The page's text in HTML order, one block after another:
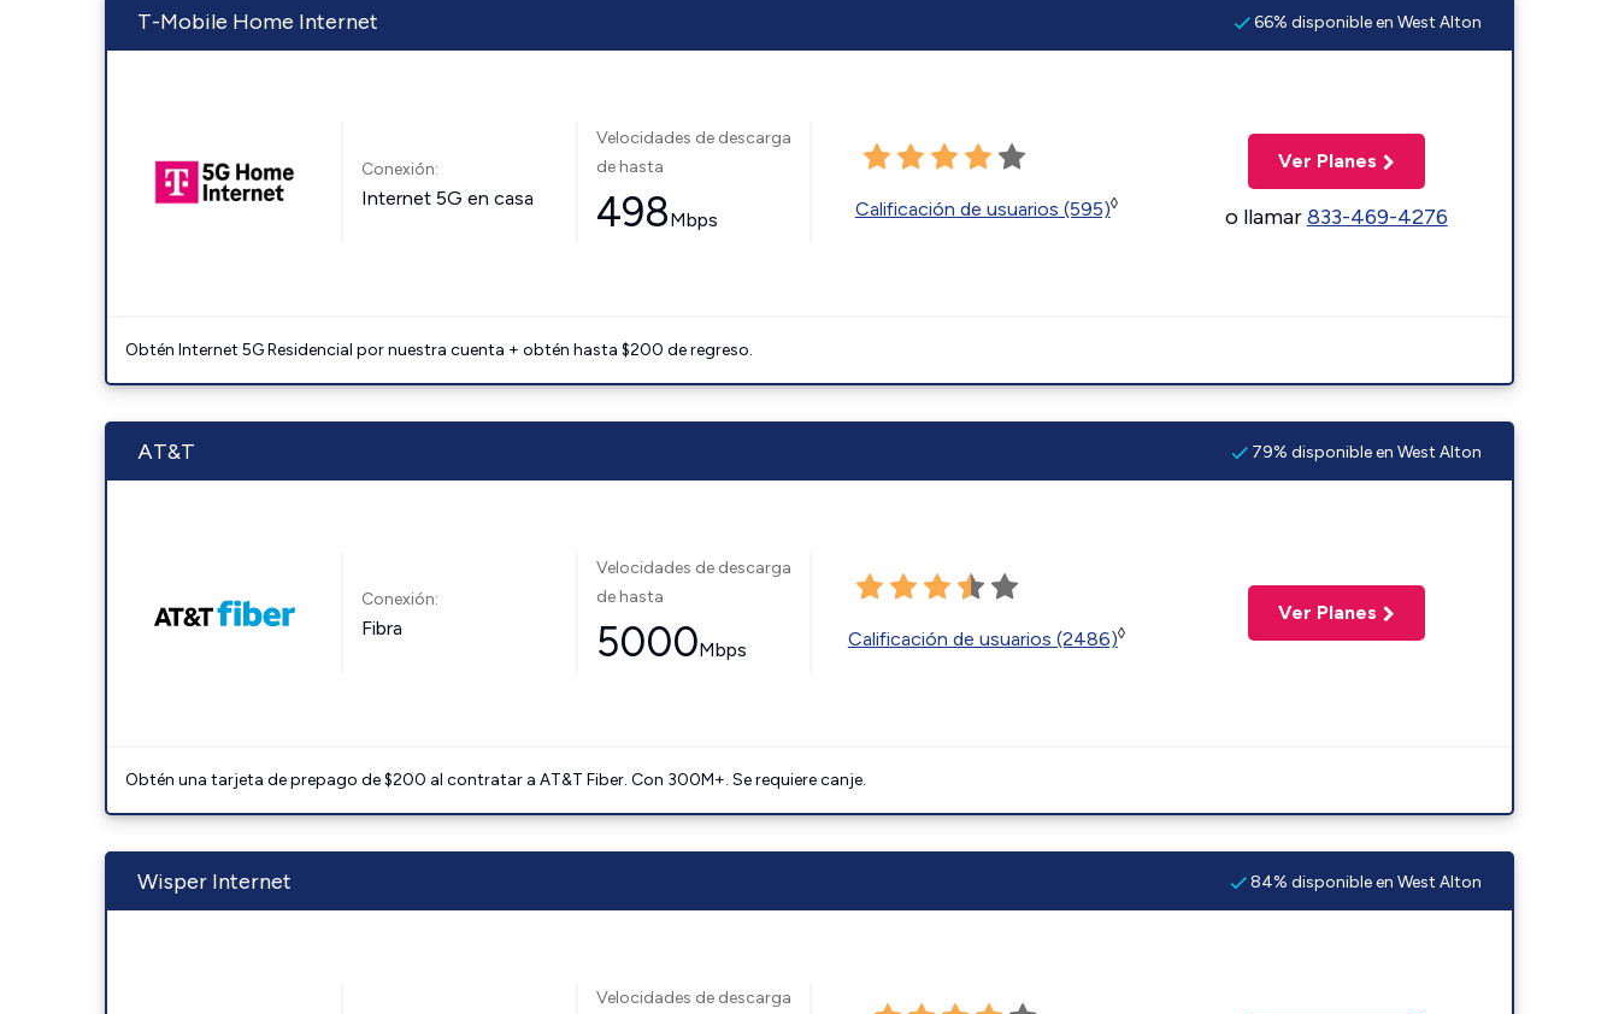
T-Mobile Home Internet 66% disponible en West Alton
Conexión:
Internet 5G en casa
Velocidades de descarga
de hasta
498Mbps Calificación de usuarios (595)◊
Ver Planes
o llamar833-469-4276
Obtén Internet 5G Residencial por nuestra cuenta + obtén hasta $200 de regreso.
AT&T 79% disponible en West Alton
Conexión:
Fibra
Velocidades de descarga
de hasta
5000Mbps Calificación de usuarios (2486)◊
Ver Planes
Obtén una tarjeta de prepago de $200 al contratar a AT&T Fiber. Con 300M+. Se requiere canje.
Wisper Internet 84% disponible en West Alton
Velocidades de descarga